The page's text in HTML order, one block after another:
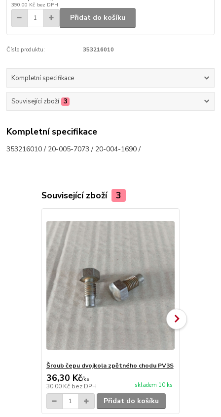
390,00 Kč bez DPH
Přidat do košíku
Číslo produktu: 353216010
Kompletní specifikace
Související zboží 3
Kompletní specifikace
353216010 / 20-005-7073 / 20-004-1690 /
Související zboží 3
Šroub čepu dvojkola zpětného chodu PV3S
36,30 Kč/ks
30,00 Kč bez DPH skladem 10 ks
Přidat do košíku